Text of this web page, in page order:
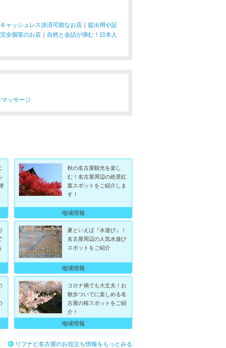
ャッシュレス決済可能なお店 ｜ 提出用や証
全個室のお店 ｜ 自然と会話が弾む！日本人
ッサージ
秋の名古屋観光を楽し
む！名古屋周辺の絶景紅
葉スポットをご紹介しま
す！
地域情報
夏といえば『水遊び』！
名古屋周辺の人気水遊び
スポットをご紹介
地域情報
コロナ禍でも大丈夫！お
散歩ついでに楽しめる名
古屋の桜スポットをご紹
介！
地域情報
リフナビ名古屋のお役立ち情報をもっとみる